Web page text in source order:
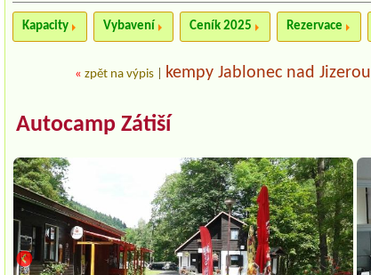
Kapacity Vybavení Ceník 2025 Rezervace
«zpět na výpis kempy Jablonec nad Jizerou
Autocamp Zátiší